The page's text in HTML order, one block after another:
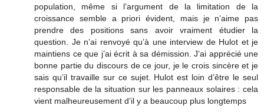
population, même si l’argument de la limitation de la
croissance semble a priori évident, mais je n’aime pas
prendre des positions sans avoir vraiment étudier la
question. Je n’ai renvoyé qu’à une interview de Hulot et je
maintiens ce que j’ai écrit à sa démission. J’ai apprécié une
bonne partie du discours de ce jour, je le crois sincère et je
sais qu’il travaille sur ce sujet. Hulot est loin d’être le seul
responsable de la situation sur les panneaux solaires : cela
vient malheureusement d’il y a beaucoup plus longtemps